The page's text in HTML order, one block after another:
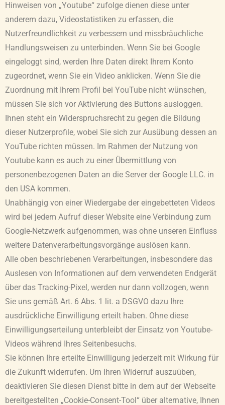
Hinweisen von „Youtube“ zufolge dienen diese unter
anderem dazu, Videostatistiken zu erfassen, die
Nutzerfreundlichkeit zu verbessern und missbräuchliche
Handlungsweisen zu unterbinden. Wenn Sie bei Google
eingeloggt sind, werden Ihre Daten direkt Ihrem Konto
zugeordnet, wenn Sie ein Video anklicken. Wenn Sie die
Zuordnung mit Ihrem Profil bei YouTube nicht wünschen,
müssen Sie sich vor Aktivierung des Buttons ausloggen.
Ihnen steht ein Widerspruchsrecht zu gegen die Bildung
dieser Nutzerprofile, wobei Sie sich zur Ausübung dessen an
YouTube richten müssen. Im Rahmen der Nutzung von
Youtube kann es auch zu einer Übermittlung von
personenbezogenen Daten an die Server der Google LLC. in
den USA kommen.
Unabhängig von einer Wiedergabe der eingebetteten Videos
wird bei jedem Aufruf dieser Website eine Verbindung zum
Google-Netzwerk aufgenommen, was ohne unseren Einfluss
weitere Datenverarbeitungsvorgänge auslösen kann.
Alle oben beschriebenen Verarbeitungen, insbesondere das
Auslesen von Informationen auf dem verwendeten Endgerät
über das Tracking-Pixel, werden nur dann vollzogen, wenn
Sie uns gemäß Art. 6 Abs. 1 lit. a DSGVO dazu Ihre
ausdrückliche Einwilligung erteilt haben. Ohne diese
Einwilligungserteilung unterbleibt der Einsatz von Youtube-
Videos während Ihres Seitenbesuchs.
Sie können Ihre erteilte Einwilligung jederzeit mit Wirkung für
die Zukunft widerrufen. Um Ihren Widerruf auszuüben,
deaktivieren Sie diesen Dienst bitte in dem auf der Webseite
bereitgestellten „Cookie-Consent-Tool“ über alternative, Ihnen